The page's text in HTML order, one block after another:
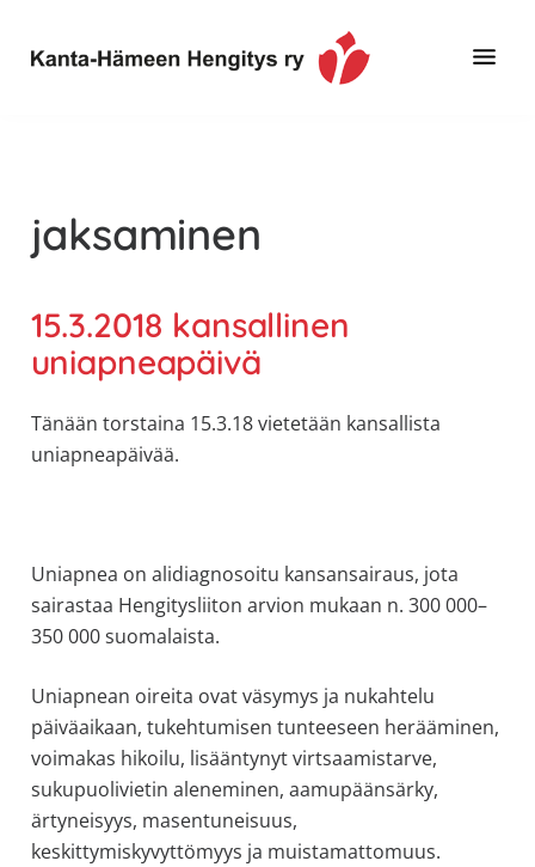
pääsisältöön
alatunnisteeseen
Hengitys
ry
erityisesti
jos
koskettaa
astma,
keuhkoahtaumatauti,uniapnea,
keuhkosairaudet,
huono
allergiat.
ry
jaksaminen
15.3.2018 kansallinen
uniapneapäivä
Tänään torstaina 15.3.18 vietetään kansallista
uniapneapäivää.
Uniapnea on alidiagnosoitu kansansairaus, jota
sairastaa Hengitysliiton arvion mukaan n. 300 000–
350 000 suomalaista.
Uniapnean oireita ovat väsymys ja nukahtelu
päiväaikaan, tukehtumisen tunteeseen herääminen,
voimakas hikoilu, lisääntynyt virtsaamistarve,
sukupuolivietin aleneminen, aamupäänsärky,
ärtyneisyys, masentuneisuus,
keskittymiskyvyttömyys ja muistamattomuus.